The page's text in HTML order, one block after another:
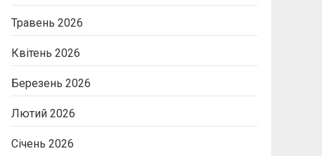
Травень 2026
Квітень 2026
Березень 2026
Лютий 2026
Січень 2026